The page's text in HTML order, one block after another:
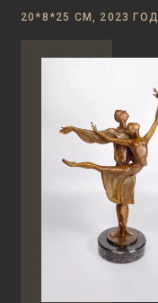
20*8*25 СМ, 2023 ГОД